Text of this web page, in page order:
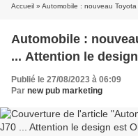
Accueil » Automobile : nouveau Toyota
Automobile :
... Attention le
Publié le 27/08/2023 à 06:09
Par new pub marketing